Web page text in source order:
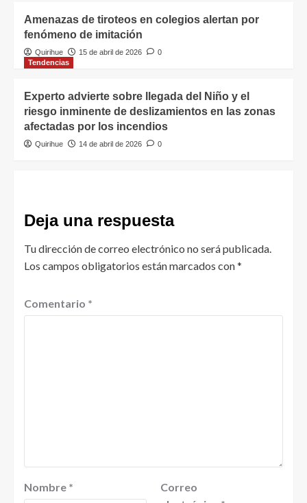
Amenazas de tiroteos en colegios alertan por
fenómeno de imitación
Quirihue 15 de abril de 2026
0
Tendencias
Experto advierte sobre llegada del Niño y el
riesgo inminente de deslizamientos en las zonas
afectadas por los incendios
Quirihue 14 de abril de 2026 0
Deja una respuesta
Tu dirección de correo electrónico no será publicada.
Los campos obligatorios están marcados con*
Comentario *
Nombre *
Correo